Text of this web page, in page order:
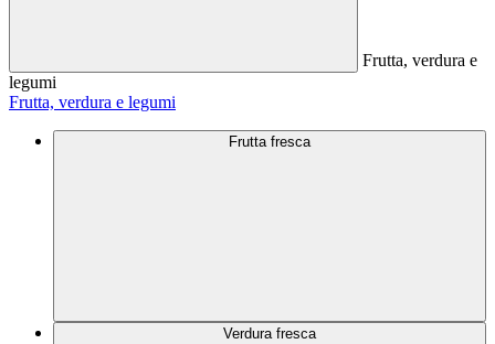
Frutta, verdura e
legumi
Frutta, verdura e legumi
Frutta fresca
Verdura fresca